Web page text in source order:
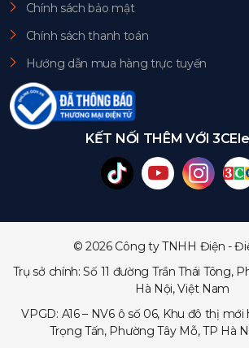
Chính sách bảo mật
Chính sách thanh toán
Hướng dẫn mua hàng trực tuyến
KẾT NỐI THÊM VỚI
© 2026 Công ty TNHH Điện -
Trụ sở chính: Số 11 đường Trần Thái Tông,
Hà Nội, Việt Nam
VPGD: A16 – NV6 ô số 06, Khu đô thị
Trọng Tấn, Phường Tây Mỗ, TP Hà